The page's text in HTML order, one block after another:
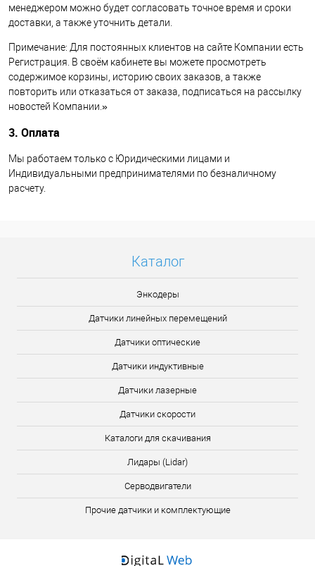
менеджером можно будет согласовать точное время и сроки
доставки, а также уточнить детали.
Примечание: Для постоянных клиентов на сайте Компании есть
Регистрация. В своём кабинете вы можете просмотреть
содержимое корзины, историю своих заказов, а также
повторить или отказаться от заказа, подписаться на рассылку
новостей Компании.»
3. Оплата
Мы работаем только с Юридическими лицами и
Индивидуальными предпринимателями по безналичному
расчету.
Каталог
Энкодеры
Датчики линейных перемещений
Датчики оптические
Датчики индуктивные
Датчики лазерные
Датчики скорости
Каталоги для скачивания
Лидары (Lidar)
Серводвигатели
Прочие датчики и комплектующие